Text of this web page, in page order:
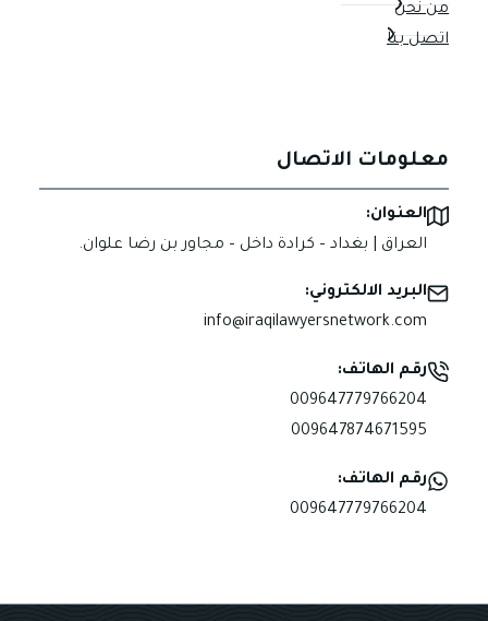
من نحن
اتصل بنا
معلومات الاتصال
العنوان:
العراق | بغداد – كرادة داخل – مجاور بن رضا علوان.
البريد الالكتروني:
info@iraqilawyersnetwork.com
رقم الهاتف:
009647779766204
009647874671595
رقم الهاتف:
009647779766204